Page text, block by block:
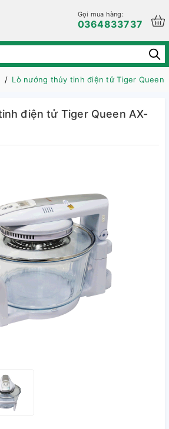
Gọi mua hàng:
0364833737
Lò nướng thủy tinh điện tử Tiger Queen
điện tử Tiger Queen AX-